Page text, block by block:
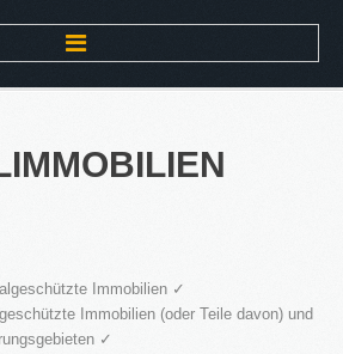
Vertriebsorganisation für den Verkauf von
von Bauträgern, Wohnbaugesellschaften
Immobilien ✓
Immobilien (oder Teile davon) und
✓